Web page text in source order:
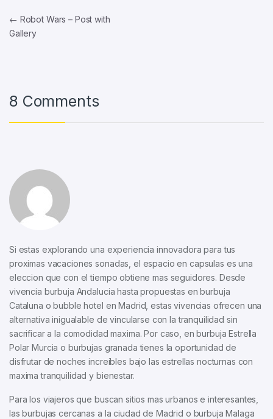
Navegación de entradas
← Robot Wars – Post with
Gallery
8 Comments
Si estas explorando una experiencia innovadora para tus
proximas vacaciones sonadas, el espacio en capsulas es una
eleccion que con el tiempo obtiene mas seguidores. Desde
vivencia burbuja Andalucia hasta propuestas en burbuja
Cataluna o bubble hotel en Madrid, estas vivencias ofrecen una
alternativa inigualable de vincularse con la tranquilidad sin
sacrificar a la comodidad maxima. Por caso, en burbuja Estrella
Polar Murcia o burbujas granada tienes la oportunidad de
disfrutar de noches increibles bajo las estrellas nocturnas con
maxima tranquilidad y bienestar.
Para los viajeros que buscan sitios mas urbanos e interesantes,
las burbujas cercanas a la ciudad de Madrid o burbuja Malaga